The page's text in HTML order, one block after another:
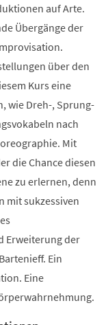
auf Arte.
Übergänge der
über den
Kurs eine
wie Dreh-, Sprung-
nach
Mit
die Chance diesen
zu erlernen, denn
mit sukzessiven
Erweiterung der
Ein
Eine